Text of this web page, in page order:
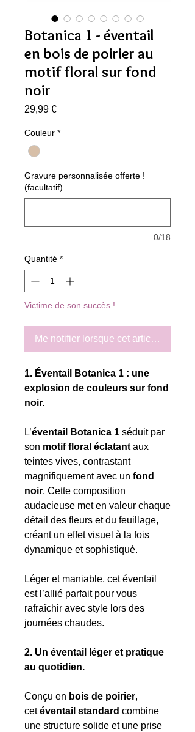
Botanica 1 - éventail
en bois de poirier au
motif floral sur fond
noir
29,99 €Prix
Couleur *
Gravure personnalisée offerte !
(facultatif)
0/18
Quantité *
Victime de son succès !
Me notifier lorsque cet article est
1. Éventail Botanica 1 : une
explosion de couleurs sur fond
noir.
L’éventail Botanica 1 séduit par
son motif floral éclatant aux
teintes vives, contrastant
magnifiquement avec un fond
noir. Cette composition
audacieuse met en valeur chaque
détail des fleurs et du feuillage,
créant un effet visuel à la fois
dynamique et sophistiqué.
Léger et maniable, cet éventail
est l’allié parfait pour vous
rafraîchir avec style lors des
journées chaudes.
2. Un éventail léger et pratique
au quotidien.
Conçu en bois de poirier,
cetéventail standard combine
une structure solide et une prise